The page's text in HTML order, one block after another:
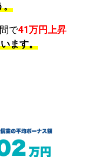
。
で41万円上昇
ます。